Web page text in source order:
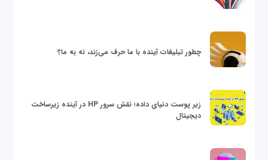
چطور تبلیغات آینده با ما حرف می‌زند، نه به ما؟
زیر پوست دنیای داده؛ نقش سرور HP در آینده زیرساخت
دیجیتال